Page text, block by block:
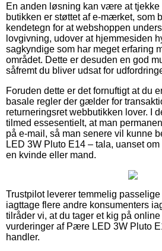
En anden løsning kan være at tjekke
butikken er støttet af e-mærket, som
kendetegn for at webshoppen
lovgivning, udover at hjemmesiden
sagkyndige som har meget erfaring
området. Dette er desuden en god
såfremt du bliver udsat for
Foruden dette er det fornuftigt at du
basale regler der gælder for
returneringsret webbutikken lover. I
tilmed essesentielt, at man
på e-mail, så man senere vil kunne
LED 3W Pluto E14 – tala, uanset
en kvinde eller mand.
Trustpilot leverer temmelig
iagttage flere andre konsumenters
tilråder vi, at du tager et kig på
vurderinger af Pære LED 3W Pluto
handler.